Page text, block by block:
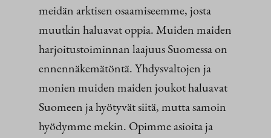
meidän arktisen osaamiseemme, josta
muutkin haluavat oppia. Muiden maiden
harjoitustoiminnan laajuus Suomessa on
ennennäkemätöntä. Yhdysvaltojen ja
monien muiden maiden joukot haluavat
Suomeen ja hyötyvät siitä, mutta samoin
hyödymme mekin. Opimme asioita ja